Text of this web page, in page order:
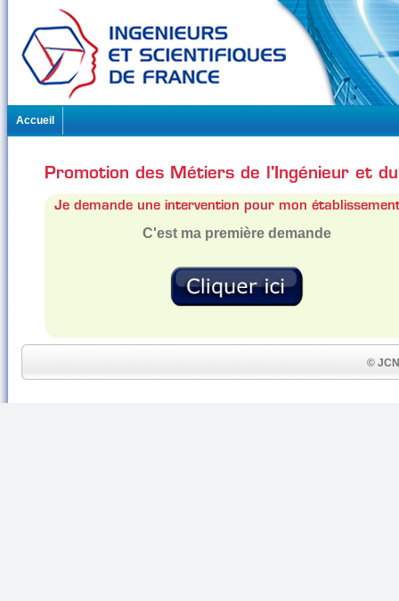
Accueil
Promotion des Métiers de l'Ingénieur et
Je demande une intervention pour mon
C'est ma première demande
©